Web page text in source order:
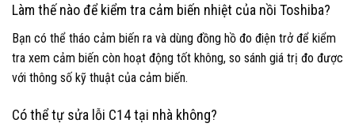
Làm thế nào để kiểm tra cảm biến nhiệt của nồi Toshiba?
Bạn có thể tháo cảm biến ra và dùng đồng hồ đo điện trở để kiểm
tra xem cảm biến còn hoạt động tốt không, so sánh giá trị đo được
với thông số kỹ thuật của cảm biến.
Có thể tự sửa lỗi C14 tại nhà không?